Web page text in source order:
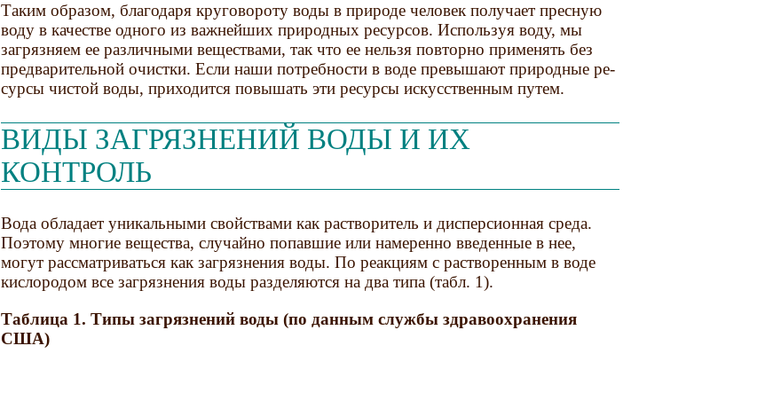
Таким образом, благодаря круговороту воды в природе человек получает пресную
воду в качестве одного из важнейших природных ресурсов. Используя воду, мы
загрязняем ее различными веществами, так что ее нельзя повторно применять без
предварительной очистки. Если наши потребности в воде превышают природные ре­
сурсы чистой воды, приходится повышать эти ре­сурсы искусственным путем.
ВИДЫ ЗАГРЯЗНЕНИЙ ВОДЫ И ИХ
КОНТРОЛЬ
Вода обладает уникальными свойствами как растворитель и дисперсионная среда.
Поэтому многие вещества, случайно попавшие или намеренно введенные в нее,
могут рассматриваться как загрязнения воды. По реакциям с раство­ренным в воде
кислородом все загрязнения воды разделяются на два типа (табл. 1).
Таблица 1. Типы загрязнений воды (по данным службы здравоохранения
США)